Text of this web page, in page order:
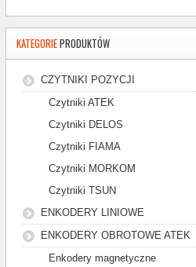
KATEGORIEPRODUKTÓW
CZYTNIKI POZYCJI
Czytniki ATEK
Czytniki DELOS
Czytniki FIAMA
Czytniki MORKOM
Czytniki TSUN
ENKODERY LINIOWE
ENKODERY OBROTOWE ATEK
Enkodery magnetyczne